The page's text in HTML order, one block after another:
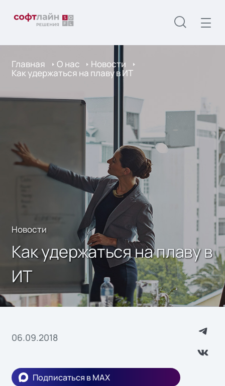
Главная О нас Новости
Как удержаться на плаву в ИТ
Новости
Как удержаться на плаву в
ИТ
06.09.2018
Подписаться в MAX